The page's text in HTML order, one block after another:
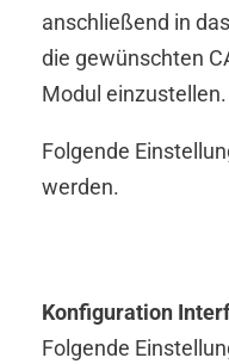
anschließend in
die gewünschten
Modul einzustellen.
Folgende
werden.
Konfiguration
Folgende